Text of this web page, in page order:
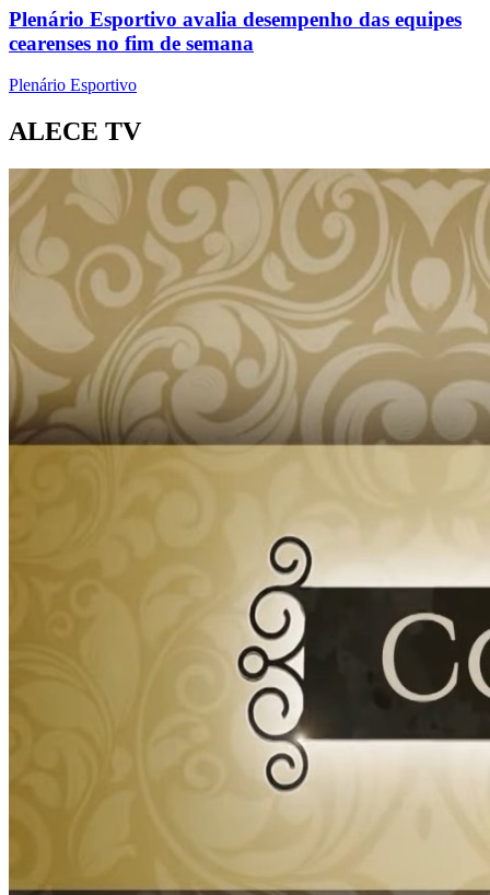
Plenário Esportivo avalia desempenho das equipes
cearenses no fim de semana
Plenário Esportivo
ALECE TV